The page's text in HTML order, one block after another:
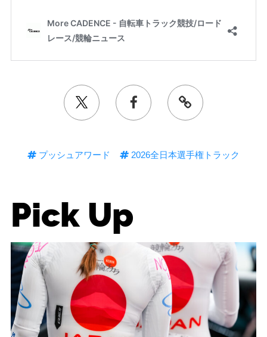
プッシュアワード 2026全日本選手権トラック
Pick Up